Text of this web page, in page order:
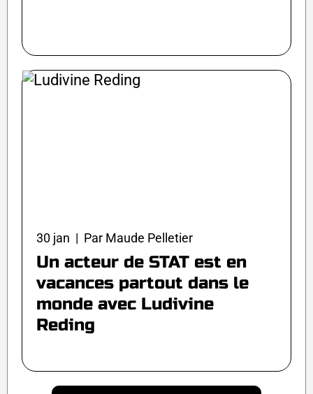
30 jan | Par Maude Pelletier
Un acteur de STAT est en
vacances partout dans le
monde avec Ludivine
Reding